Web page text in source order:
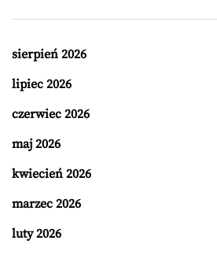
sierpień 2026
lipiec 2026
czerwiec 2026
maj 2026
kwiecień 2026
marzec 2026
luty 2026